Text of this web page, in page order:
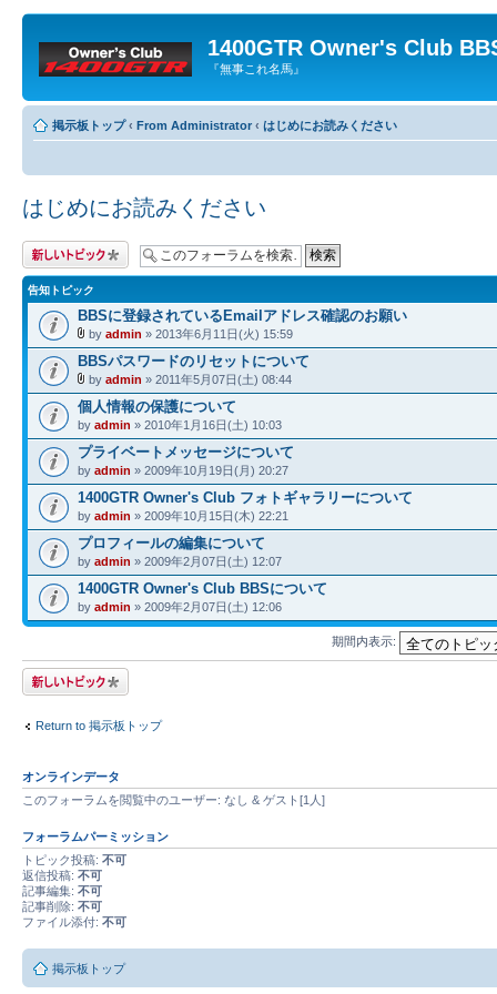
1400GTR Owner's Club
『無事これ名馬』
掲示板トップ ‹ From Administrator ‹ はじめにお読みください
はじめにお読みください
トピックを投稿す
る
告知トピック
BBSに登録されているEmailアドレス確認のお願い
by admin » 2013年6月11日(火) 15:59
BBSパスワードのリセットについて
by admin » 2011年5月07日(土) 08:44
個人情報の保護について
by admin » 2010年1月16日(土) 10:03
プライベートメッセージについて
by admin » 2009年10月19日(月) 20:27
1400GTR Owner's Club フォトギャラリーについて
by admin » 2009年10月15日(木) 22:21
プロフィールの編集について
by admin » 2009年2月07日(土) 12:07
1400GTR Owner's Club BBSについて
by admin » 2009年2月07日(土) 12:06
期間内表示:
トピックを投稿す
る
Return to 掲示板トップ
オンラインデータ
このフォーラムを閲覧中のユーザー: なし & ゲスト[1人]
フォーラムパーミッション
トピック投稿: 不可
返信投稿: 不可
記事編集: 不可
記事削除: 不可
ファイル添付: 不可
掲示板トップ